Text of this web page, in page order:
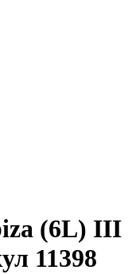
(6L) III
11398